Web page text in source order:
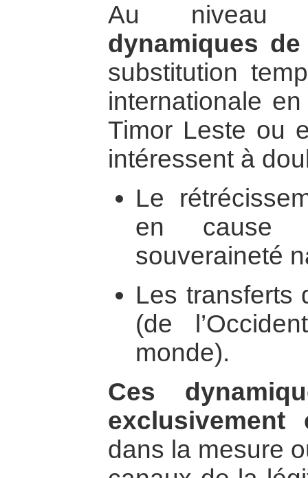
Au niveau
dynamiques de
substitution
internationale
Timor Leste ou
intéressent à
Le
en cause
souveraineté
Les transferts
(de
monde).
Ces
exclusivement
dans la mesure